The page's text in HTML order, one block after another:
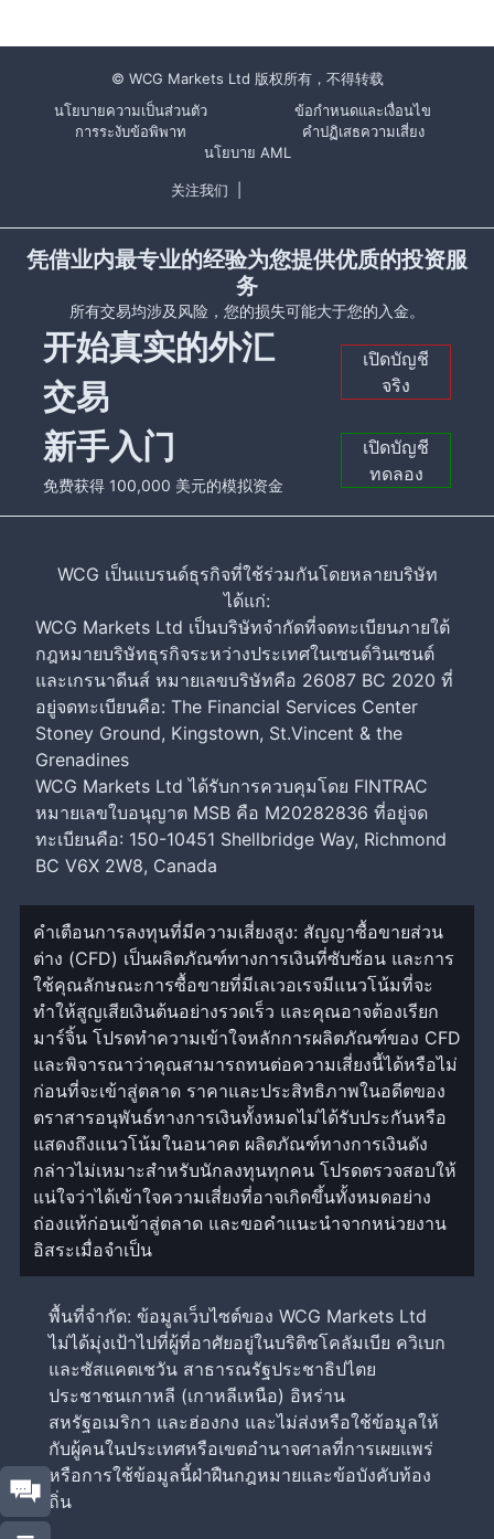
© WCG Markets Ltd 版权所有，不得转载
นโยบายความเป็นส่วนตัว
ข้อกำหนดและเงื่อนไข
การระงับข้อพิพาท
คำปฏิเสธความเสี่ยง
นโยบาย AML
关注我们
凭借业内最专业的经验为您提供优质的投资服
务
所有交易均涉及风险，您的损失可能大于您的入金。
开始真实的外汇
交易
เปิดบัญชี
จริง
新手入门
免费获得 100,000 美元的模拟资金
เปิดบัญชี
ทดลอง
WCG เป็นแบรนด์ธุรกิจที่ใช้ร่วมกันโดยหลายบริษัท
ได้แก่:
WCG Markets Ltd เป็นบริษัทจำกัดที่จดทะเบียนภายใต้
กฎหมายบริษัทธุรกิจระหว่างประเทศในเซนต์วินเซนต์
และเกรนาดีนส์ หมายเลขบริษัทคือ 26087 BC 2020 ที่
อยู่จดทะเบียนคือ: The Financial Services Center
Stoney Ground, Kingstown, St.Vincent & the
Grenadines
WCG Markets Ltd ได้รับการควบคุมโดย FINTRAC
หมายเลขใบอนุญาต MSB คือ M20282836 ที่อยู่จด
ทะเบียนคือ: 150-10451 Shellbridge Way, Richmond
BC V6X 2W8, Canada
คำเตือนการลงทุนที่มีความเสี่ยงสูง: สัญญาซื้อขายส่วน
ต่าง (CFD) เป็นผลิตภัณฑ์ทางการเงินที่ซับซ้อน และการ
ใช้คุณลักษณะการซื้อขายที่มีเลเวอเรจมีแนวโน้มที่จะ
ทำให้สูญเสียเงินต้นอย่างรวดเร็ว และคุณอาจต้องเรียก
มาร์จิ้น โปรดทำความเข้าใจหลักการผลิตภัณฑ์ของ CFD
และพิจารณาว่าคุณสามารถทนต่อความเสี่ยงนี้ได้หรือไม่
ก่อนที่จะเข้าสู่ตลาด ราคาและประสิทธิภาพในอดีตของ
ตราสารอนุพันธ์ทางการเงินทั้งหมดไม่ได้รับประกันหรือ
แสดงถึงแนวโน้มในอนาคต ผลิตภัณฑ์ทางการเงินดัง
กล่าวไม่เหมาะสำหรับนักลงทุนทุกคน โปรดตรวจสอบให้
แน่ใจว่าได้เข้าใจความเสี่ยงที่อาจเกิดขึ้นทั้งหมดอย่าง
ถ่องแท้ก่อนเข้าสู่ตลาด และขอคำแนะนำจากหน่วยงาน
อิสระเมื่อจำเป็น
พื้นที่จำกัด: ข้อมูลเว็บไซต์ของ WCG Markets Ltd
ไม่ได้มุ่งเป้าไปที่ผู้ที่อาศัยอยู่ในบริติชโคลัมเบีย ควิเบก
และซัสแคตเชวัน สาธารณรัฐประชาธิปไตย
ประชาชนเกาหลี (เกาหลีเหนือ) อิหร่าน
สหรัฐอเมริกา และฮ่องกง และไม่ส่งหรือใช้ข้อมูลให้
กับผู้คนในประเทศหรือเขตอำนาจศาลที่การเผยแพร่
หรือการใช้ข้อมูลนี้ฝ่าฝืนกฎหมายและข้อบังคับท้อง
ถิ่น